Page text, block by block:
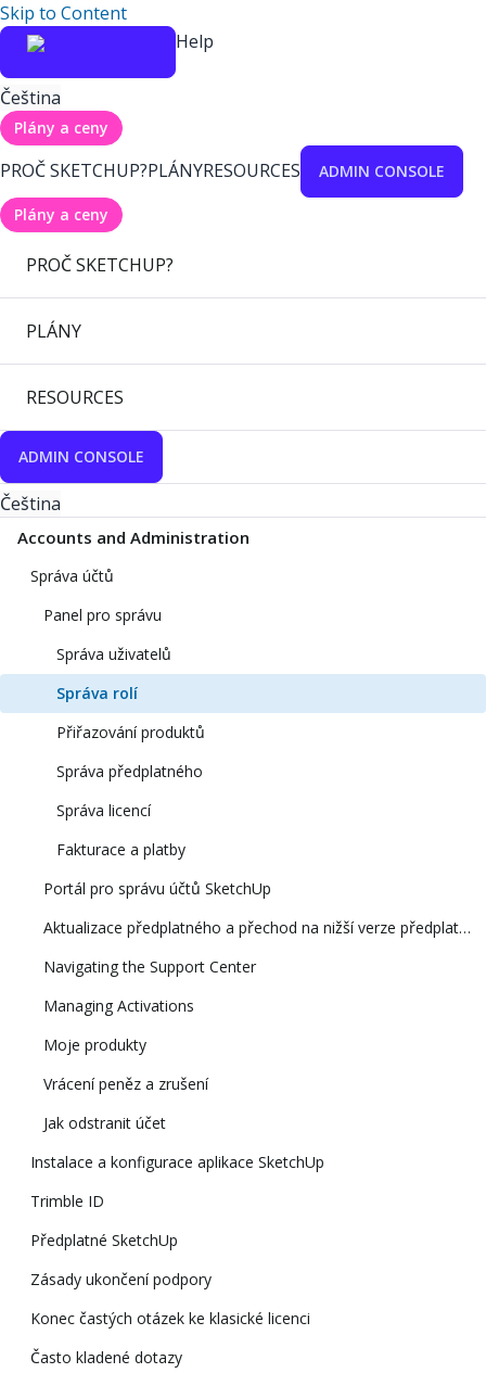
Skip to Content
Help
Čeština
Plány a ceny
PROČ SKETCHUP?PLÁNYRESOURCES ADMIN CONSOLE
Plány a ceny
PROČ SKETCHUP?
PLÁNY
RESOURCES
ADMIN CONSOLE
Čeština
Accounts and Administration
Správa účtů
Panel pro správu
Správa uživatelů
Správa rolí
Přiřazování produktů
Správa předplatného
Správa licencí
Fakturace a platby
Portál pro správu účtů SketchUp
Aktualizace předplatného a přechod na nižší verze předplatného
Navigating the Support Center
Managing Activations
Moje produkty
Vrácení peněz a zrušení
Jak odstranit účet
Instalace a konfigurace aplikace SketchUp
Trimble ID
Předplatné SketchUp
Zásady ukončení podpory
Konec častých otázek ke klasické licenci
Často kladené dotazy